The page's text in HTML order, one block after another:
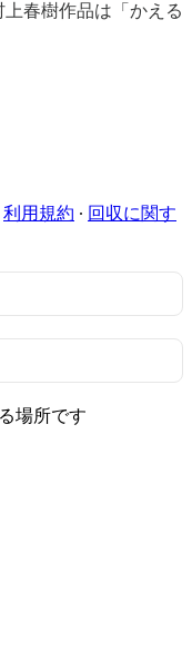
春樹作品は「かえる
利用規約 ∙ 回収に関す
場所です